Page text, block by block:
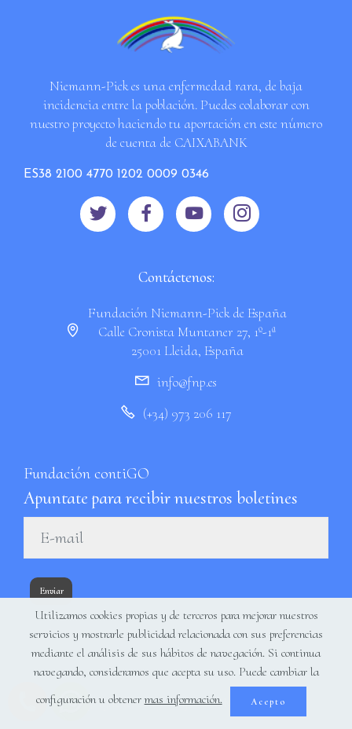
Niemann-Pick es una enfermedad rara, de baja
incidencia entre la población. Puedes colaborar con
nuestro proyecto haciendo tu aportación en este número
de cuenta de CAIXABANK
ES38 2100 4770 1202 0009 0346
Contáctenos:
Fundación Niemann-Pick de España
Calle Cronista Muntaner 27, 1º-1ª
25001 Lleida, España
info@fnp.es
(+34) 973 206 117
Fundación contiGO
Apuntate para recibir nuestros boletines
Enviar
Copyright (c) 2019 - Inforweb Multimedia
Utilizamos cookies propias y de terceros para mejorar nuestros
servicios y mostrarle publicidad relacionada con sus preferencias
mediante el análisis de sus hábitos de navegación. Si continua
navegando, consideramos que acepta su uso. Puede cambiar la
configuración u obtener mas información.